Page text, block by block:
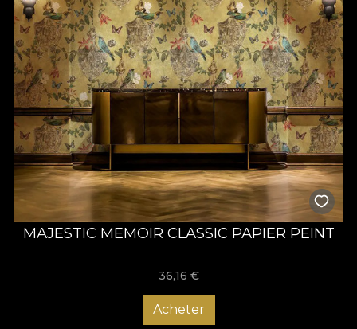
MAJESTIC MEMOIR CLASSIC PAPIER PEINT
36,16 €
Acheter